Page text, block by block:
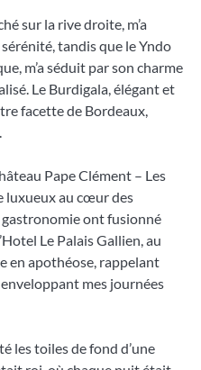
sur la rive droite, m’a
tandis que le Yndo
m’a séduit par son charme
Le Burdigala, élégant et
facette de Bordeaux,
Pape Clément – Les
luxueux au cœur des
ont fusionné
Le Palais Gallien, au
en apothéose, rappelant
mes journées
les toiles de fond d’une